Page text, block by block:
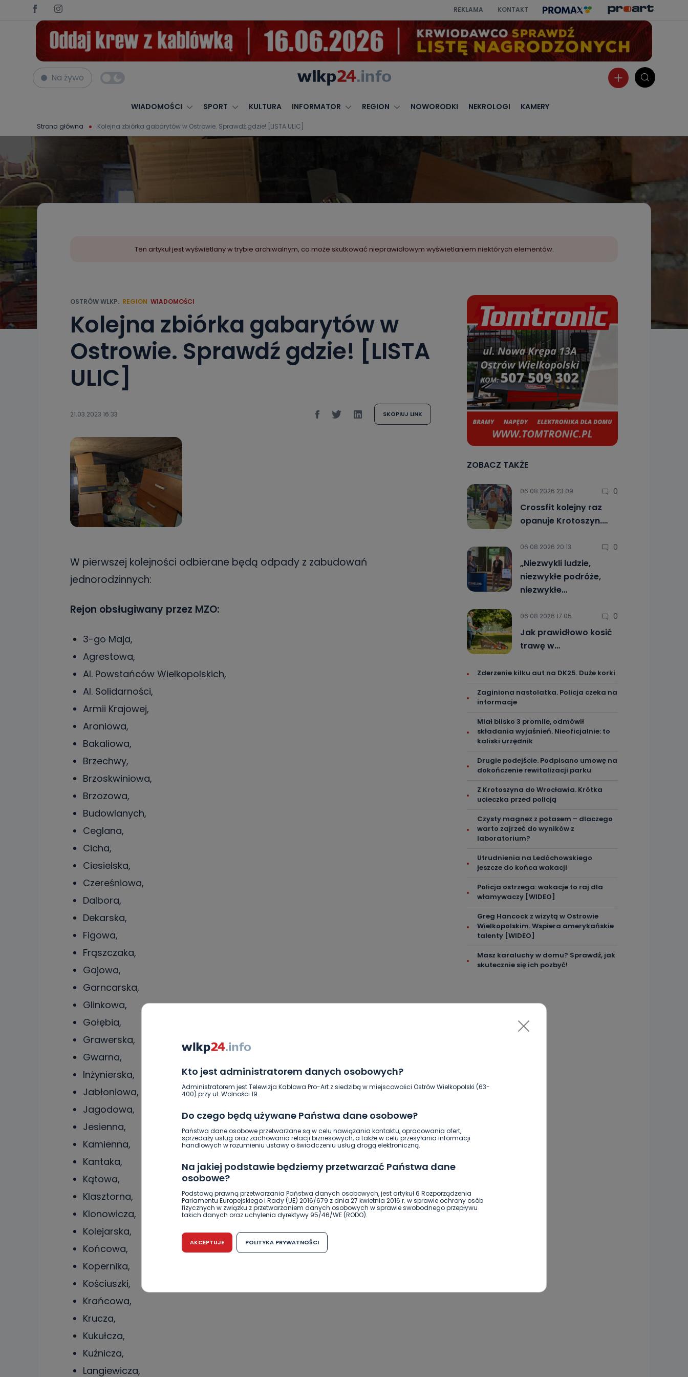
REKLAMA KONTAKT
Na żywo
WIADOMOŚCI SPORT KULTURA INFORMATOR REGION NOWORODKI NEKROLOGI KAMERY
Strona główna Kolejna zbiórka gabarytów w Ostrowie. Sprawdź gdzie! [LISTA ULIC]
Kto jest administratorem danych osobowych?
Administratorem jest Telewizja Kablowa Pro-Art z siedzibą w miejscowości Ostrów Wielkopolski (63-
400) przy ul. Wolności 19.
Do czego będą używane Państwa dane osobowe?
Państwa dane osobowe przetwarzane są w celu nawiązania kontaktu, opracowania ofert,
sprzedaży usług oraz zachowania relacji biznesowych, a także w celu przesyłania informacji
handlowych w rozumieniu ustawy o świadczeniu usług drogą elektroniczną.
Na jakiej podstawie będziemy przetwarzać Państwa dane
osobowe?
Podstawą prawną przetwarzania Państwa danych osobowych, jest artykuł 6 Rozporządzenia
Parlamentu Europejskiego i Rady (UE) 2016/679 z dnia 27 kwietnia 2016 r. w sprawie ochrony osób
fizycznych w związku z przetwarzaniem danych osobowych w sprawie swobodnego przepływu
takich danych oraz uchylenia dyrektywy 95/46/WE (RODO).
Czy jest możliwość cofnięcia zgody?
Podanie danych osobowych jest dobrowolne, nie jest wymogiem ustawowym lub umownym oraz
AKCEPTUJE POLITYKA PRYWATNOŚCI
Ten artykuł jest wyświetlany w trybie archiwalnym, co może skutkować nieprawidłowym wyświetlaniem niektórych elementów.
OSTRÓW WLKP. REGION WIADOMOŚCI
Kolejna zbiórka gabarytów w
Ostrowie. Sprawdź gdzie! [LISTA
ULIC]
21.03.2023 16:33 SKOPIUJ LINK
W pierwszej kolejności odbierane będą odpady z zabudowań
jednorodzinnych:
Rejon obsługiwany przez MZO:
3-go Maja,
Agrestowa,
Al. Powstańców Wielkopolskich,
Al. Solidarności,
Armii Krajowej,
Aroniowa,
Bakaliowa,
Brzechwy,
Brzoskwiniowa,
Brzozowa,
Budowlanych,
Ceglana,
Cicha,
Ciesielska,
Czereśniowa,
Dalbora,
Dekarska,
Figowa,
Frąszczaka,
Gajowa,
Garncarska,
Glinkowa,
Gołębia,
Grawerska,
Gwarna,
Inżynierska,
Jabłoniowa,
Jagodowa,
Jesienna,
Kamienna,
Kantaka,
Kątowa,
Klasztorna,
Klonowicza,
Kolejarska,
Końcowa,
Kopernika,
Kościuszki,
Krańcowa,
Krucza,
Kukułcza,
Kuźnicza,
Langiewicza,
ZOBACZ TAKŻE
06.08.2026 23:09 0
Crossfit kolejny raz
opanuje Krotoszyn.…
06.08.2026 20:13 0
„Niezwykli ludzie,
niezwykłe podróże,
niezwykłe…
06.08.2026 17:05 0
Jak prawidłowo kosić
trawę w…
Zderzenie kilku aut na DK25. Duże korki
Zaginiona nastolatka. Policja czeka na
informacje
Miał blisko 3 promile, odmówił
składania wyjaśnień. Nieoficjalnie: to
kaliski urzędnik
Drugie podejście. Podpisano umowę na
dokończenie rewitalizacji parku
Z Krotoszyna do Wrocławia. Krótka
ucieczka przed policją
Czysty magnez z potasem – dlaczego
warto zajrzeć do wyników z
laboratorium?
Utrudnienia na Ledóchowskiego
jeszcze do końca wakacji
Policja ostrzega: wakacje to raj dla
włamywaczy [WIDEO]
Greg Hancock z wizytą w Ostrowie
Wielkopolskim. Wspiera amerykańskie
talenty [WIDEO]
Masz karaluchy w domu? Sprawdź, jak
skutecznie się ich pozbyć!